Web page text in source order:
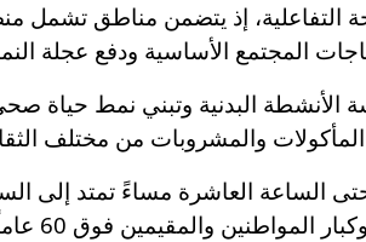
البدنية وتبني نمط حياة
والمشروبات من مختلف
الساعة العاشرة مساءً تمتد إلى
نهاية